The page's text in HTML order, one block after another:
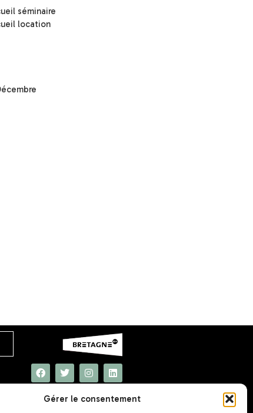
Gérer le consentement
séminaire
location
UNAT Bretagne